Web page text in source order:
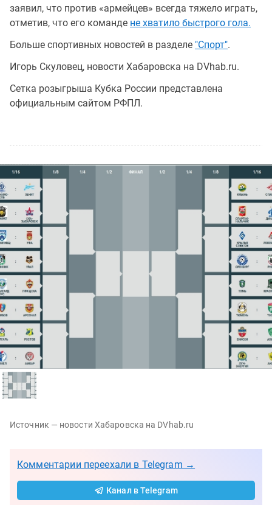
заявил, что против «армейцев» всегда тяжело играть,
отметив, что его команде не хватило быстрого гола.
Больше спортивных новостей в разделе "Спорт".
Игорь Скуловец, новости Хабаровска на DVhab.ru.
Сетка розыгрыша Кубка России представлена
официальным сайтом РФПЛ.
Источник — новости Хабаровска на DVhab.ru
Комментарии переехали в Telegram →
Канал в Telegram